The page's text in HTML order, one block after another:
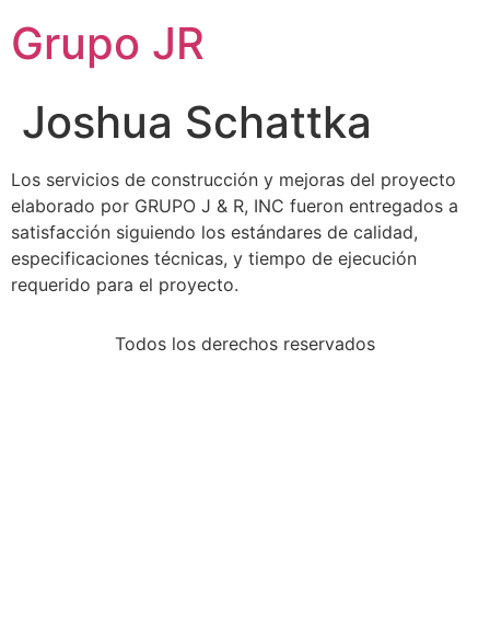
Grupo JR
Joshua Schattka
Los servicios de construcción y mejoras del proyecto
elaborado por GRUPO J & R, INC fueron entregados a
satisfacción siguiendo los estándares de calidad,
especificaciones técnicas, y tiempo de ejecución
requerido para el proyecto.
Todos los derechos reservados